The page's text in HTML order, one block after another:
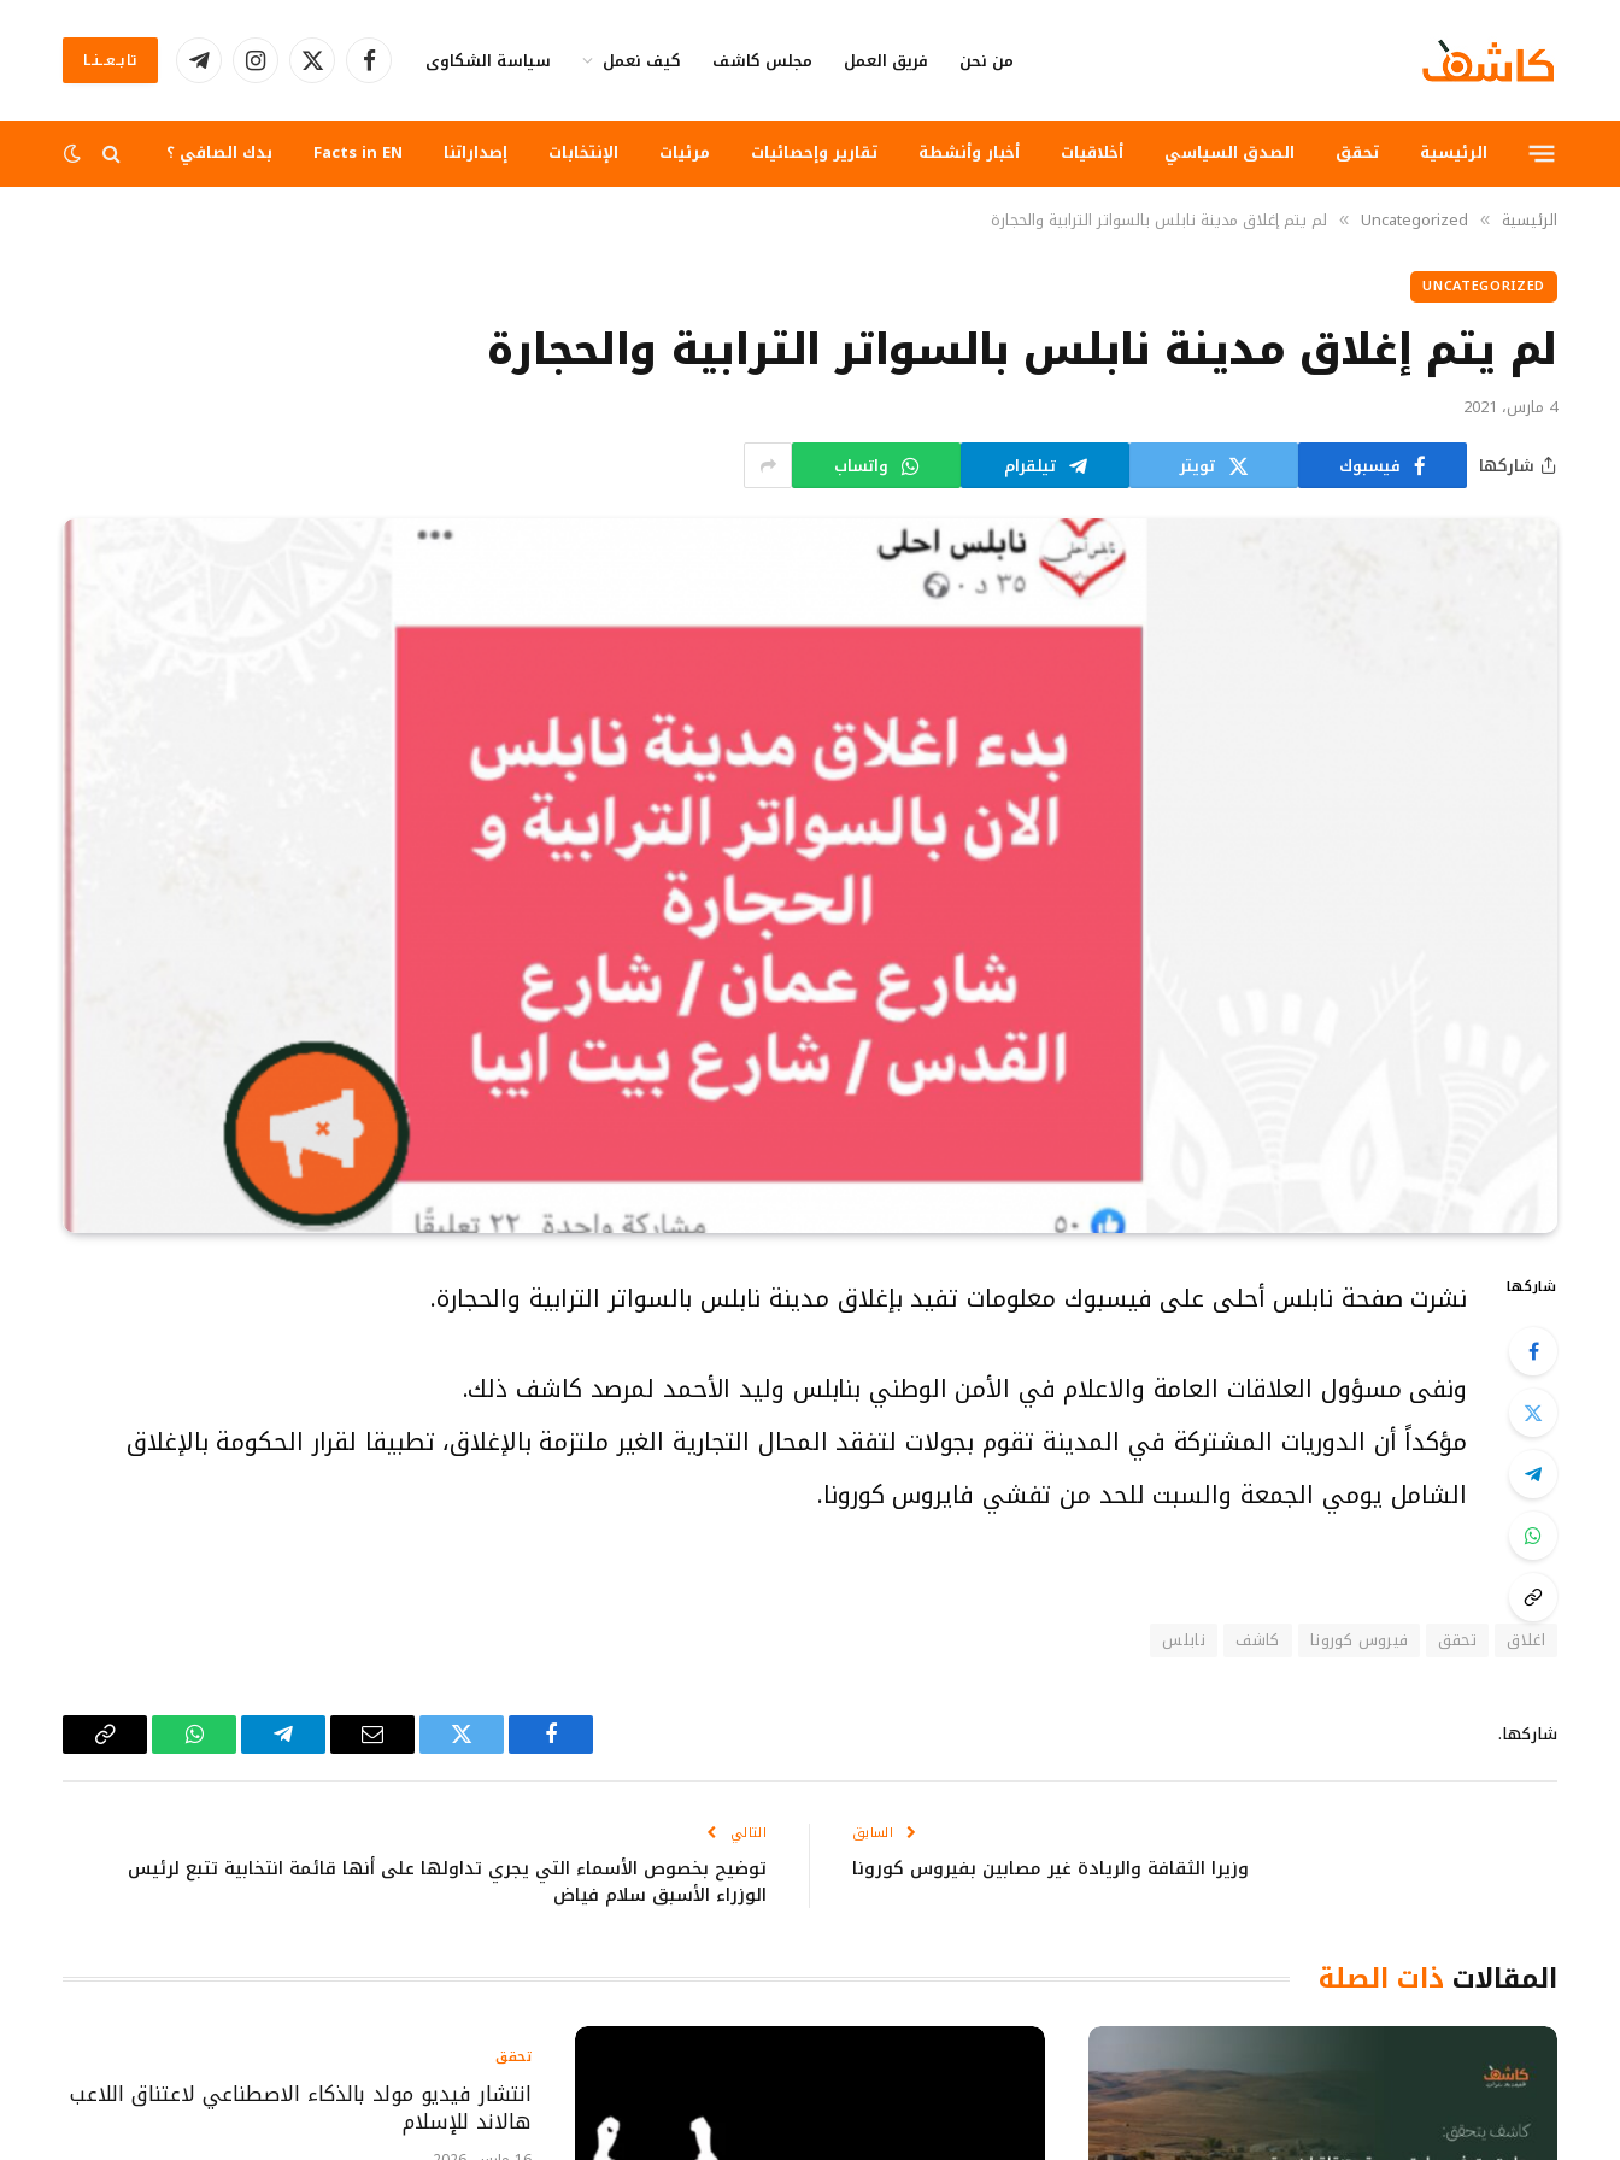
من نحن فريق العمل مجلس كاشف كيف نعمل سياسة الشكاوى فيسبوكX الانستغرامتيلقرام تابــعــنــا
الرئيسية تحقق الصدق السياسي أخلاقيات أخبار وأنشطة تقارير وإحصائيات مرئيات الإنتخابات إصداراتنا Facts in EN بدك الصافي ؟
الرئيسية »
Uncategorized
» لم يتم إغلاق مدينة نابلس بالسواتر الترابية والحجارة
UNCATEGORIZED
لم يتم إغلاق مدينة نابلس بالسواتر الترابية والحجارة
4 مارس، 2021
شاركها
فيسبوك تويتر تيلقرام واتساب
شاركها
نشرت صفحة نابلس أحلى على فيسبوك معلومات تفيد بإغلاق مدينة نابلس بالسواتر الترابية والحجارة.
ونفى مسؤول العلاقات العامة والاعلام في الأمن الوطني بنابلس وليد الأحمد لمرصد كاشف ذلك.
مؤكداً أن الدوريات المشتركة في المدينة تقوم بجولات لتفقد المحال التجارية الغير ملتزمة بالإغلاق، تطبيقا لقرار الحكومة بالإغلاق
الشامل يومي الجمعة والسبت للحد من تفشي فايروس كورونا.
اغلاق تحقق فيروس كورونا كاشف نابلس
شاركها.
فيسبوك تويتر
البريد
تيلقرام واتساب
Copy
السابق
وزيرا الثقافة والريادة غير مصابين بفيروس كورونا
التالي
توضيح بخصوص الأسماء التي يجري تداولها على أنها قائمة انتخابية تتبع لرئيس
الوزراء الأسبق سلام فياض
المقالات ذات الصلة
تحقق
انتشار فيديو مولد بالذكاء الاصطناعي لاعتناق اللاعب
هالاند للإسلام